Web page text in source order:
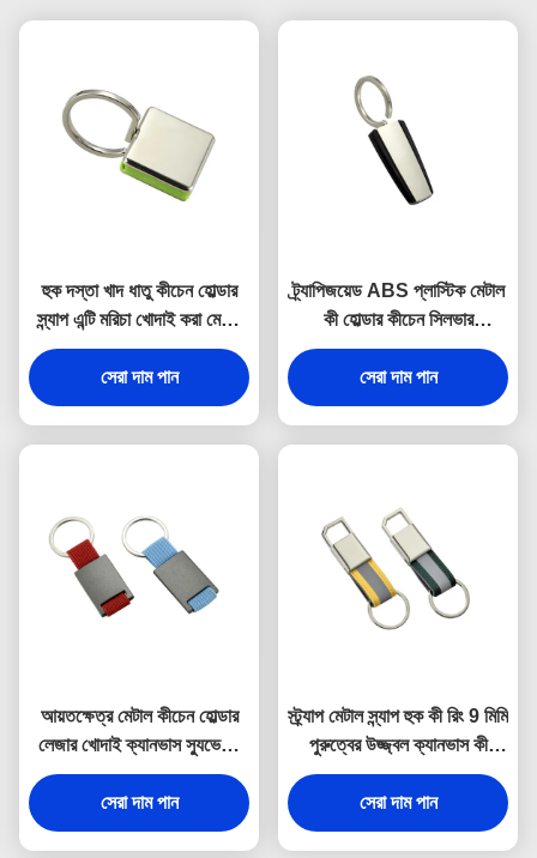
হুক দস্তা খাদ ধাতু কীচেন হোল্ডার
স্ন্যাপ এন্টি মরিচা খোদাই করা মেটাল
কীরিং
সেরা দাম পান
ট্র্যাপিজয়েড ABS প্লাস্টিক মেটাল
কী হোল্ডার কীচেন সিলভার
ইলেক্ট্রোপ্লেটিং
সেরা দাম পান
আয়তক্ষেত্র মেটাল কীচেন হোল্ডার
লেজার খোদাই ক্যানভাস স্যুভেনির
উপহার
সেরা দাম পান
স্ট্র্যাপ মেটাল স্ন্যাপ হুক কী রিং 9 মিমি
পুরুত্বের উজ্জ্বল ক্যানভাস কী
হোল্ডার স্যুভেনির
সেরা দাম পান